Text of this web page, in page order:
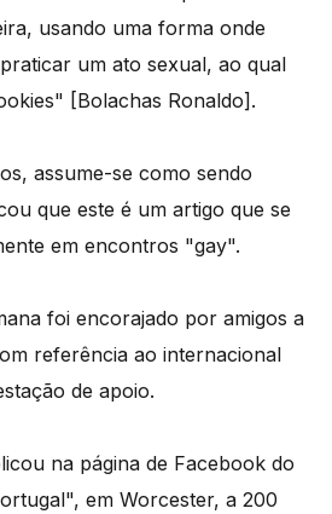
usando uma forma onde
um ato sexual, ao qual
[Bolachas Ronaldo].
assume-se como sendo
que este é um artigo que se
em encontros "gay".
foi encorajado por amigos a
referência ao internacional
de apoio.
na página de Facebook do
em Worcester, a 200